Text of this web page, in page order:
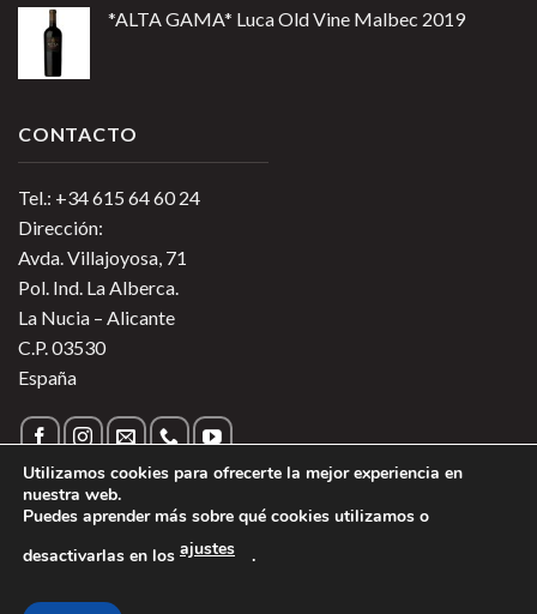
*ALTA GAMA* Luca Old Vine Malbec 2019
CONTACTO
Tel.: +34 615 64 60 24
Dirección:
Avda. Villajoyosa, 71
Pol. Ind. La Alberca.
La Nucia – Alicante
C.P. 03530
España
sobre las Cookies
Copyright 2026 ©
Utilizamos cookies para ofrecerte la mejor experiencia en
nuestra web.
Puedes aprender más sobre qué cookies utilizamos o
desactivarlas en los ajustes .